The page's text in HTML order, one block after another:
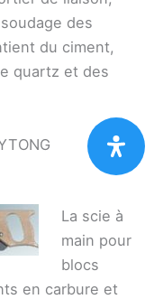
des
du ciment,
quartz et des
La scie à
main pour
blocs
en carbure et